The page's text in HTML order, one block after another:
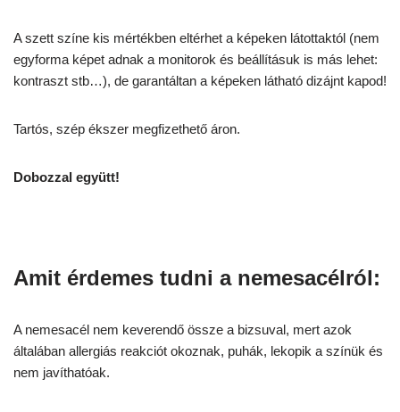
A szett színe kis mértékben eltérhet a képeken látottaktól (nem
egyforma képet adnak a monitorok és beállításuk is más lehet:
kontraszt stb…), de garantáltan a képeken látható dizájnt kapod!
Tartós, szép ékszer megfizethető áron.
Dobozzal együtt!
Amit érdemes tudni a nemesacélról:
A nemesacél nem keverendő össze a bizsuval, mert azok
általában allergiás reakciót okoznak, puhák, lekopik a színük és
nem javíthatóak.